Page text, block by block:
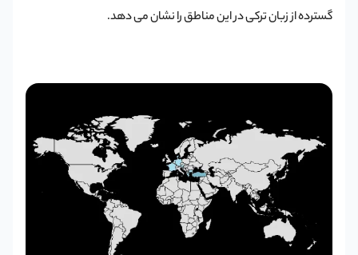
گسترده از زبان ترکی در این مناطق را نشان می دهد.